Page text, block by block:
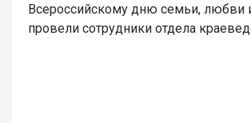
Всероссийскому дню семьи, любви
провели сотрудники отдела